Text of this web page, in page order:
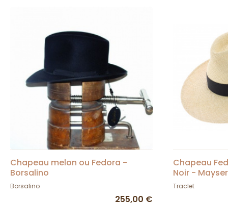
Chapeau melon ou Fedora -
Borsalino
Borsalino
255,00 €
Chapeau
Noir - Mayser
Traclet